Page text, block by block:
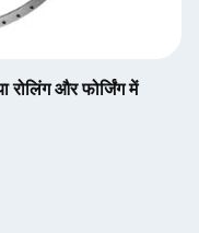
रोलिंग और फोर्जिंग में